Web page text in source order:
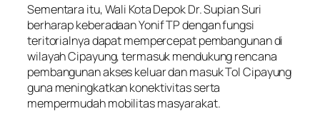
Sementara itu, Wali Kota Depok Dr. Supian Suri
berharap keberadaan Yonif TP dengan fungsi
teritorialnya dapat mempercepat pembangunan di
wilayah Cipayung, termasuk mendukung rencana
pembangunan akses keluar dan masuk Tol Cipayung
guna meningkatkan konektivitas serta
mempermudah mobilitas masyarakat.